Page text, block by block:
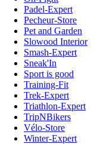
Padel-Expert
Pecheur-Store
Pet and Garden
Slowood Interior
Smash-Expert
Sneak'In
Sport is good
Training-Fit
Trek-Expert
Triathlon-Expert
TripNBikers
Vélo-Store
Winter-Expert